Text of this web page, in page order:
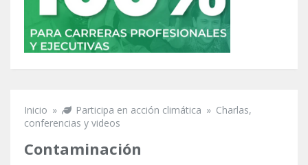
Se encuentra usted aquí
Inicio » Participa en acción climática » Charlas,
conferencias y videos
Contaminación